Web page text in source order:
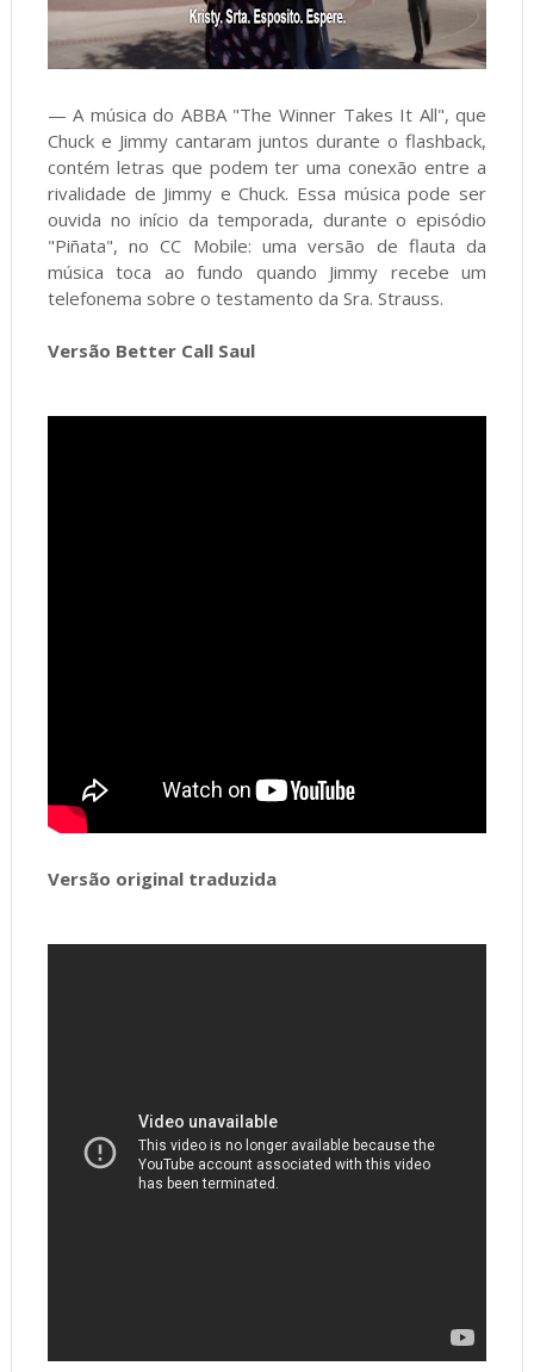
— A música do ABBA "The Winner Takes It All", que
Chuck e Jimmy cantaram juntos durante o flashback,
contém letras que podem ter uma conexão entre a
rivalidade de Jimmy e Chuck. Essa música pode ser
ouvida no início da temporada, durante o episódio
"Piñata", no CC Mobile: uma versão de flauta da
música toca ao fundo quando Jimmy recebe um
telefonema sobre o testamento da Sra. Strauss.
Versão Better Call Saul
Versão original traduzida